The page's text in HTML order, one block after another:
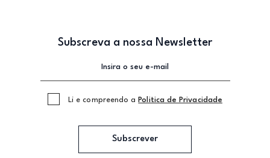
Subscreva a nossa Newsletter
Li e compreendo a Politica de Privacidade
Subscrever